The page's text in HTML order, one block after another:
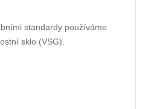
standardy používáme
sklo (VSG).